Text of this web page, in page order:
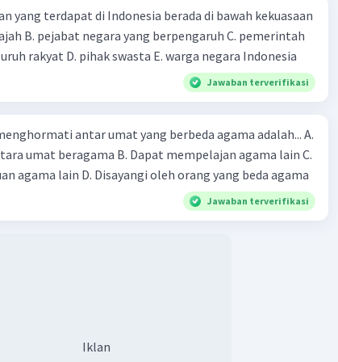
dampak negatif dari pelaksanaan teori
diperlukan adanya mekanisme checks and
kuat. Mekanisme ini dapat membatasi kekuasaan
hak-hak rakyat.
0.0(0) Balas
di Italia. Teori kedaulatan yang dimaksud adalah
yang terdapat di Indonesia berada di bawah kekuasaan
rakyat D. pihak swasta E. warga negara Indonesia
Jawaban terverifikasi
antar umat yang berbeda agama adalah... A.
umat beragama B. Dapat mempelajan agama lain C.
agama lain D. Disayangi oleh orang yang beda agama
Jawaban terverifikasi
Iklan